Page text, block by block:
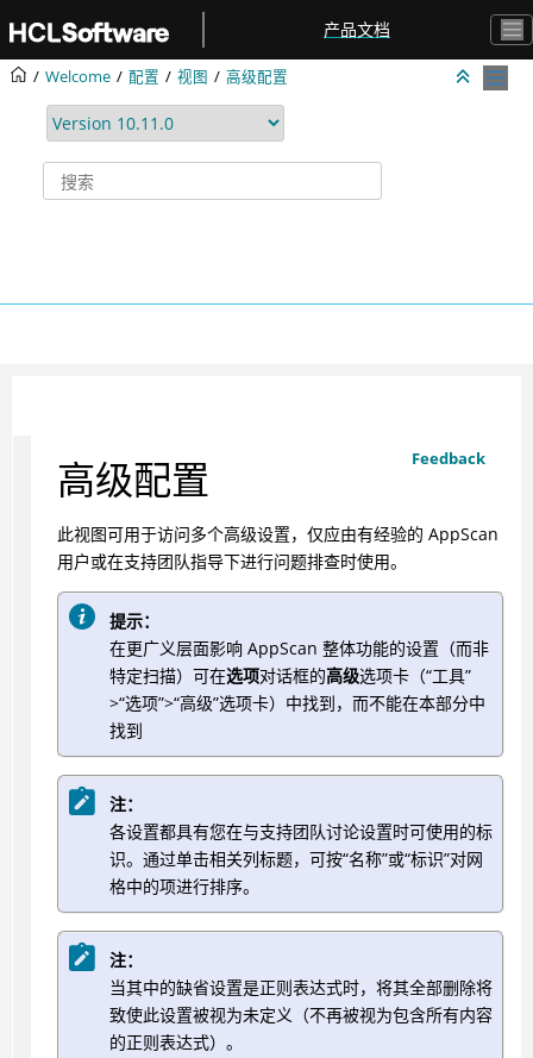
产品文档
Welcome 配置 视图 高级配置
Feedback
高级配置
此视图可用于访问多个高级设置，仅应由有经验的 AppScan
用户或在支持团队指导下进行问题排查时使用。
提示：
在更广义层面影响 AppScan 整体功能的设置（而非
特定扫描）可在选项对话框的高级选项卡（“工具”
>“选项”>“高级”选项卡）中找到，而不能在本部分中
找到
注：
各设置都具有您在与支持团队讨论设置时可使用的标
识。通过单击相关列标题，可按“名称”或“标识”对网
格中的项进行排序。
注：
当其中的缺省设置是正则表达式时，将其全部删除将
致使此设置被视为未定义（不再被视为包含所有内容
的正则表达式）。